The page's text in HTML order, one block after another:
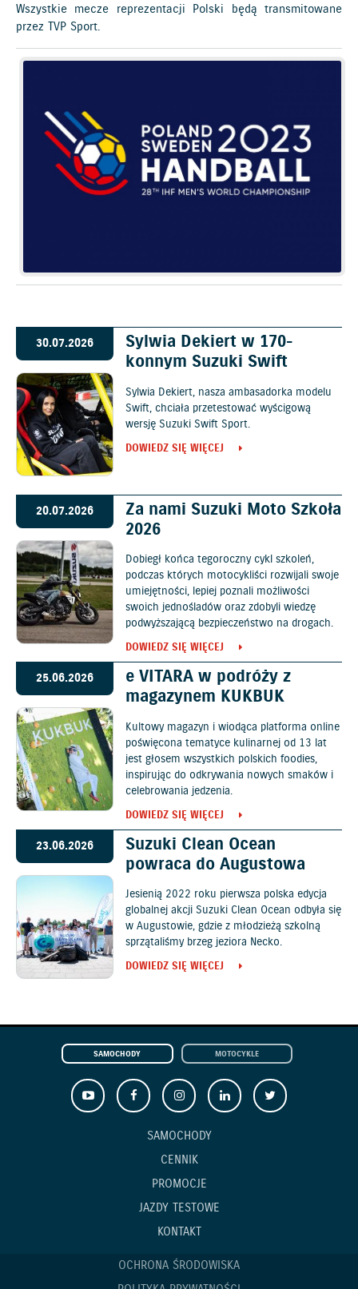
Wszystkie mecze reprezentacji Polski będą transmitowane
przez TVP Sport.
30.07.2026
Sylwia Dekiert w 170-
konnym Suzuki Swift
Sylwia Dekiert, nasza ambasadorka modelu
Swift, chciała przetestować wyścigową
wersję Suzuki Swift Sport.
DOWIEDZ SIĘ WIĘCEJ
20.07.2026
Za nami Suzuki Moto Szkoła
2026
Dobiegł końca tegoroczny cykl szkoleń,
podczas których motocykliści rozwijali swoje
umiejętności, lepiej poznali możliwości
swoich jednośladów oraz zdobyli wiedzę
podwyższającą bezpieczeństwo na drogach.
DOWIEDZ SIĘ WIĘCEJ
25.06.2026
e VITARA w podróży z
magazynem KUKBUK
Kultowy magazyn i wiodąca platforma online
poświęcona tematyce kulinarnej od 13 lat
jest głosem wszystkich polskich foodies,
inspirując do odkrywania nowych smaków i
celebrowania jedzenia.
DOWIEDZ SIĘ WIĘCEJ
23.06.2026
Suzuki Clean Ocean
powraca do Augustowa
Jesienią 2022 roku pierwsza polska edycja
globalnej akcji Suzuki Clean Ocean odbyła się
w Augustowie, gdzie z młodzieżą szkolną
sprzątaliśmy brzeg jeziora Necko.
DOWIEDZ SIĘ WIĘCEJ
SAMOCHODY MOTOCYKLE
SAMOCHODY
CENNIK
PROMOCJE
JAZDY TESTOWE
KONTAKT
OCHRONA ŚRODOWISKA